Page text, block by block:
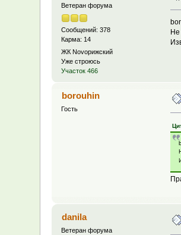
Ветеран форума
Сообщений: 378
Карма: 14
ЖК Novoрижский
Уже строюсь
Участок 466
Не
borouhin
Гость
danila
Ветеран форума